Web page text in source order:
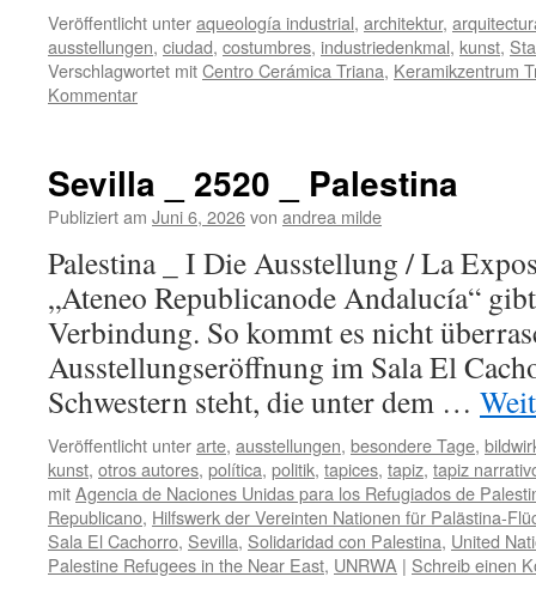
Veröffentlicht unteraqueología industrial, architektur,
ausstellungen, ciudad, costumbres, industriedenkmal, kunst,
Verschlagwortet mitCentro Cerámica Triana, Keramikzentrum
Kommentar
Sevilla _ 2520 _ Palestina
Publiziert am Juni 6, 2026von andrea milde
Palestina _ I Die Ausstellung / La
„Ateneo Republicanode Andalucía“
Verbindung. So kommt es nicht
Ausstellungseröffnung im Sala El
Schwestern steht, die unter dem …
Veröffentlicht unterarte, ausstellungen, besondere Tage,
kunst, otros autores, política, politik, tapices, tapiz, tapiz
mitAgencia de Naciones Unidas para los Refugiados de
Republicano, Hilfswerk der Vereinten Nationen für Palästina-
Sala El Cachorro, Sevilla, Solidaridad con Palestina, United
Palestine Refugees in the Near East, UNRWA | Schreib einen